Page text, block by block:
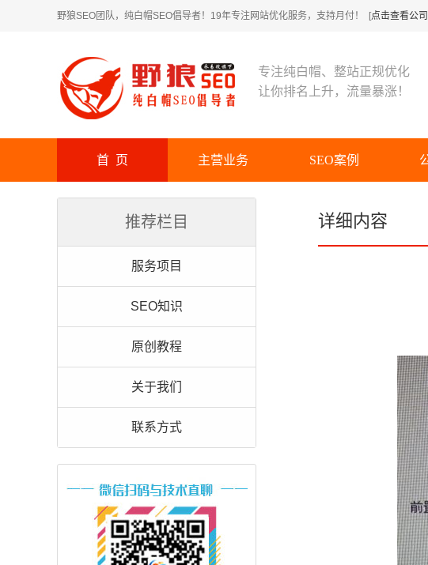
野狼SEO团队，纯白帽SEO倡导者！19年专注网站优化服务，支持月付！ [点击查看公
专注纯白帽、整站正规优化
让你排名上升，流量暴涨！
首 页 主营业务 SEO案例
推荐栏目
服务项目
SEO知识
原创教程
关于我们
联系方式
详细内容